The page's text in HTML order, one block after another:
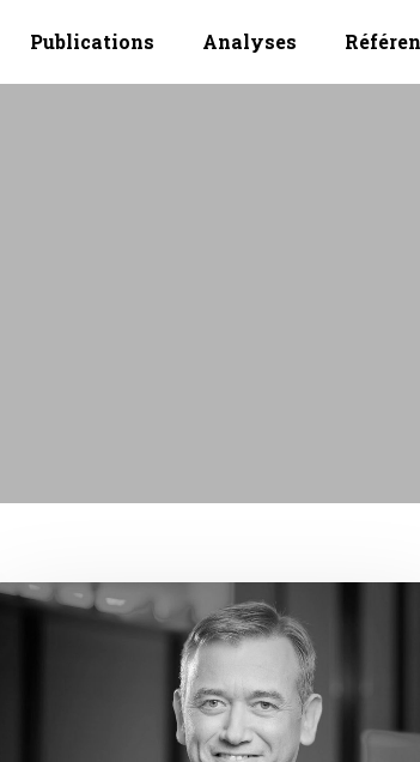
Publications Analyses